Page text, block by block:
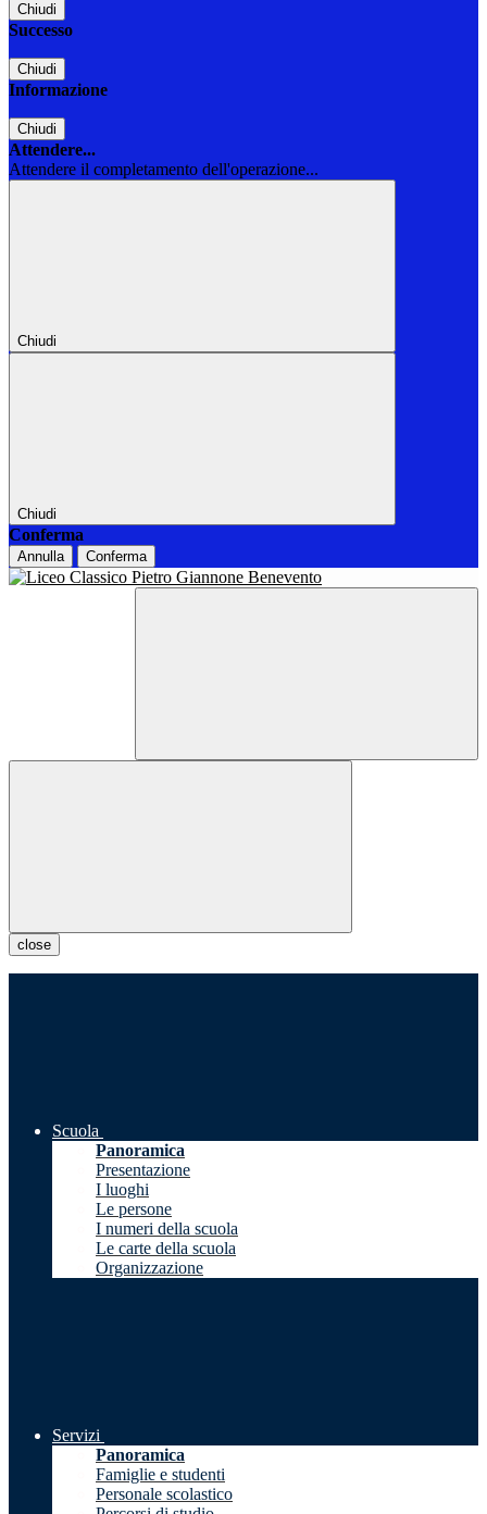
Chiudi
Successo
Chiudi
Informazione
Chiudi
Attendere...
Attendere il completamento dell'operazione...
Chiudi
Chiudi
Conferma
Annulla Conferma
close
Scuola
Panoramica
Presentazione
I luoghi
Le persone
I numeri della scuola
Le carte della scuola
Organizzazione
Servizi
Panoramica
Famiglie e studenti
Personale scolastico